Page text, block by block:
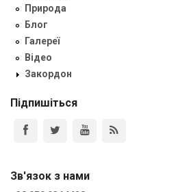
Природа
Блог
Галереї
Відео
Закордон
Підпишіться
Зв'язок з нами